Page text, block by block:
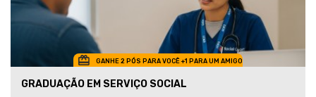
GANHE 2 PÓS PARA VOCÊ +1 PARA UM AMIGO
GRADUAÇÃO EM SERVIÇO SOCIAL